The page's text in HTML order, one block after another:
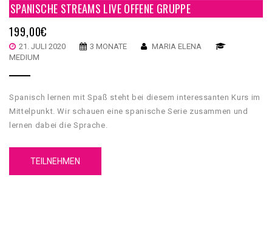
SPANISCHE STREAMS LIVE OFFENE GRUPPE
199,00€
21. JULI 2020 3 MONATE
MARIA ELENA
MEDIUM
Spanisch lernen mit Spaß steht bei diesem interessanten Kurs im
Mittelpunkt. Wir schauen eine spanische Serie zusammen und
lernen dabei die Sprache.
TEILNEHMEN